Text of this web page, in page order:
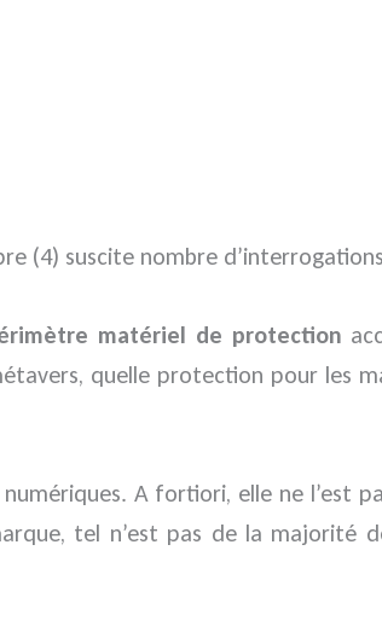
(4) suscite nombre
matériel de protection
quelle protection pour les
A fortiori, elle ne l’est
tel n’est pas de la majorité